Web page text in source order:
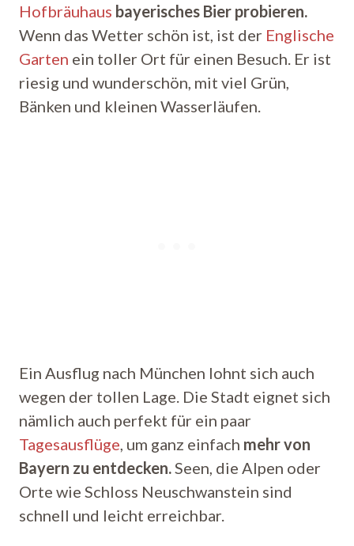
Hofbräuhaus bayerisches Bier probieren.
Wenn das Wetter schön ist, ist der Englische
Garten ein toller Ort für einen Besuch. Er ist
riesig und wunderschön, mit viel Grün,
Bänken und kleinen Wasserläufen.
Ein Ausflug nach München lohnt sich auch
wegen der tollen Lage. Die Stadt eignet sich
nämlich auch perfekt für ein paar
Tagesausflüge , um ganz einfach mehr von
Bayern zu entdecken. Seen, die Alpen oder
Orte wie Schloss Neuschwanstein sind
schnell und leicht erreichbar.